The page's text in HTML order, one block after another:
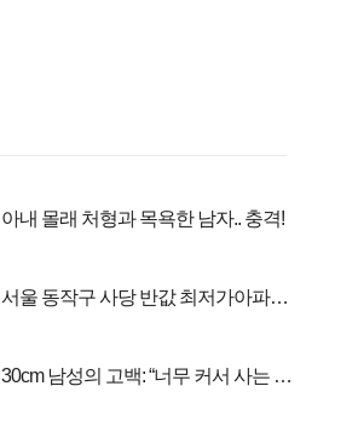
아내 몰래 처형과 목욕한 남자.. 충격!
서울 동작구 사당 반값 최저가아파트
30cm 남성의 고백: “너무 커서 사는 게